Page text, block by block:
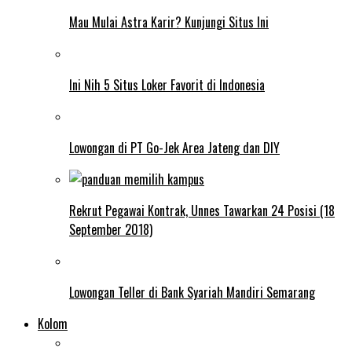
Mau Mulai Astra Karir? Kunjungi Situs Ini
Ini Nih 5 Situs Loker Favorit di Indonesia
Lowongan di PT Go-Jek Area Jateng dan DIY
Rekrut Pegawai Kontrak, Unnes Tawarkan 24 Posisi (18
September 2018)
Lowongan Teller di Bank Syariah Mandiri Semarang
Kolom